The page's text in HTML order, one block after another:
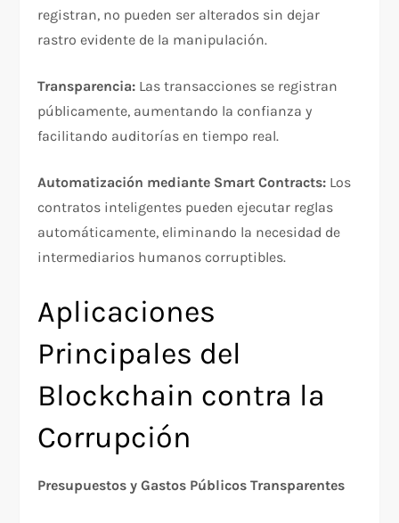
registran, no pueden ser alterados sin dejar
rastro evidente de la manipulación.​
Transparencia: Las transacciones se registran
públicamente, aumentando la confianza y
facilitando auditorías en tiempo real.​
Automatización mediante Smart Contracts: Los
contratos inteligentes pueden ejecutar reglas
automáticamente, eliminando la necesidad de
intermediarios humanos corruptibles.​
Aplicaciones
Principales del
Blockchain contra la
Corrupción
Presupuestos y Gastos Públicos Transparentes